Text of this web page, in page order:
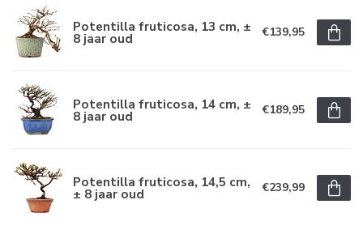
Potentilla fruticosa, 13 cm, ±
8 jaar oud €139,95
Potentilla fruticosa, 14 cm, ±
8 jaar oud €189,95
Potentilla fruticosa, 14,5 cm,
± 8 jaar oud €239,99